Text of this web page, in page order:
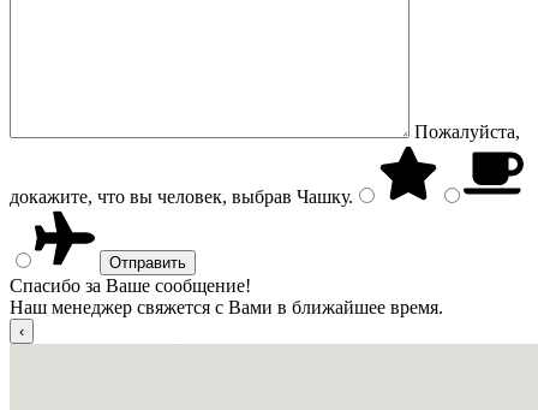
Пожалуйста,
докажите, что вы человек, выбрав Чашку.
Спасибо за Ваше сообщение!
Наш менеджер свяжется с Вами в ближайшее время.